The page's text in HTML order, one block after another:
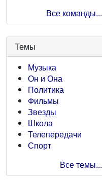
Все команды...
Темы
Музыка
Он и Она
Политика
Фильмы
Звезды
Школа
Телепередачи
Спорт
Все темы...